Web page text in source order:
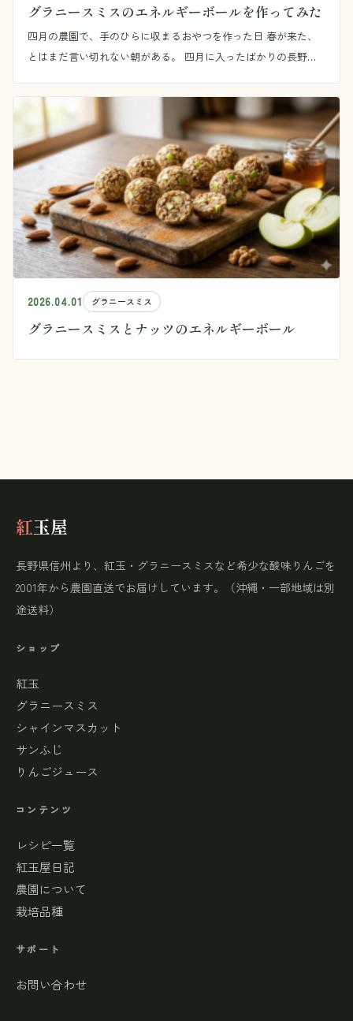
グラニースミスのエネルギーボールを作ってみた
四月の農園で、手のひらに収まるおやつを作った日 春が来た、
とはまだ言い切れない朝がある。 四月に入ったばかりの長野
2026.04.01 グラニースミス
グラニースミスとナッツのエネルギーボール
紅玉屋
長野県信州より、紅玉・グラニースミスなど希少な酸味りんごを
2001年から農園直送でお届けしています。（沖縄・一部地域は別
途送料）
ショップ
紅玉
グラニースミス
シャインマスカット
サンふじ
りんごジュース
コンテンツ
レシピ一覧
紅玉屋日記
農園について
栽培品種
サポート
お問い合わせ